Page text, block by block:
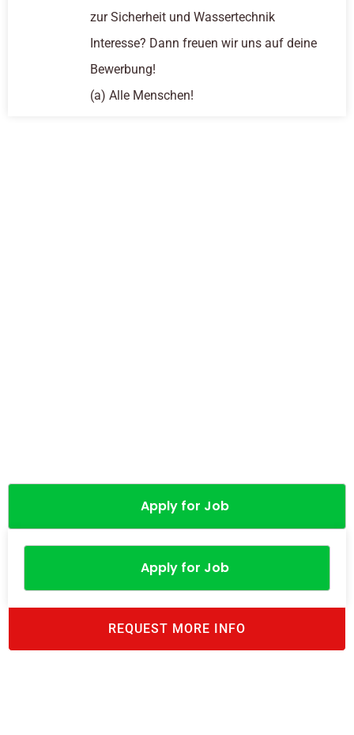
zur Sicherheit und Wassertechnik
Interesse? Dann freuen wir uns auf deine
Bewerbung!
(a) Alle Menschen!
Apply for Job
Apply for Job
REQUEST MORE INFO